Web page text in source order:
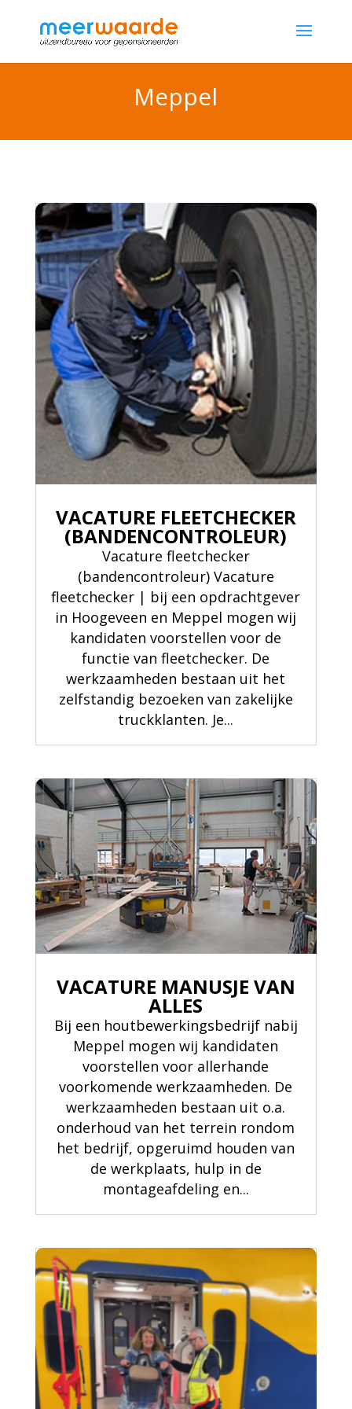
Meppel
VACATURE FLEETCHECKER
(BANDENCONTROLEUR)
Vacature fleetchecker
(bandencontroleur) Vacature
fleetchecker | bij een opdrachtgever
in Hoogeveen en Meppel mogen wij
kandidaten voorstellen voor de
functie van fleetchecker. De
werkzaamheden bestaan uit het
zelfstandig bezoeken van zakelijke
truckklanten. Je...
VACATURE MANUSJE VAN
ALLES
Bij een houtbewerkingsbedrijf nabij
Meppel mogen wij kandidaten
voorstellen voor allerhande
voorkomende werkzaamheden. De
werkzaamheden bestaan uit o.a.
onderhoud van het terrein rondom
het bedrijf, opgeruimd houden van
de werkplaats, hulp in de
montageafdeling en...